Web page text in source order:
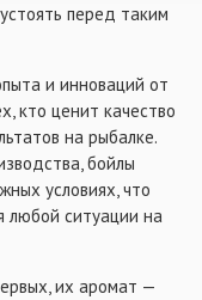
перед таким
и инноваций от
кто ценит качество
на рыбалке.
бойлы
условиях, что
любой ситуации на
их аромат —